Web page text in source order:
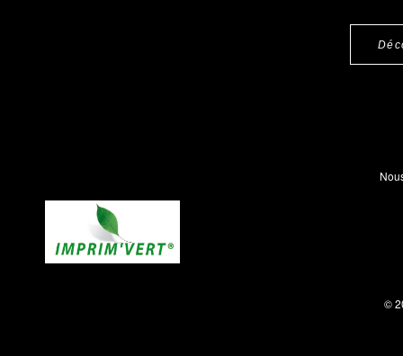
©